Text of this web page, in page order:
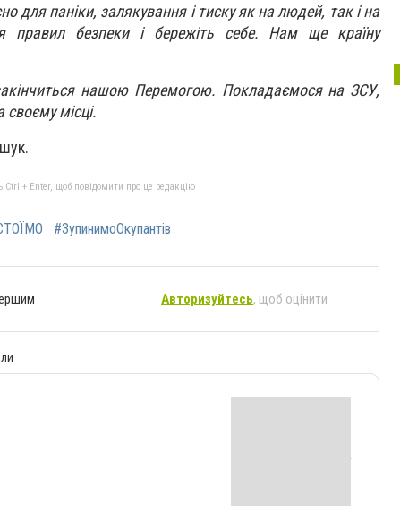
для паніки, залякування і тиску як на людей, так і на
правил безпеки і бережіть себе. Нам ще країну
нашою Перемогою. Покладаємося на ЗСУ,
місці.
Ctrl + Enter, щоб повідомити про це редакцію
#ЗупинимоОкупантів
Авторизуйтесь, щоб оцінити